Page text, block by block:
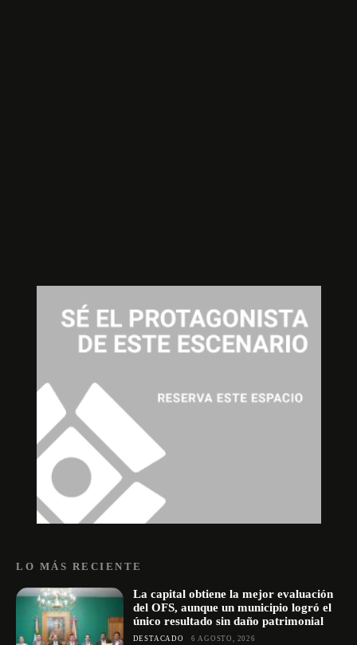
LO MÁS RECIENTE
La capital obtiene la mejor evaluación
del OFS, aunque un municipio logró el
único resultado sin daño patrimonial
DESTACADO 6 AGOSTO, 2026